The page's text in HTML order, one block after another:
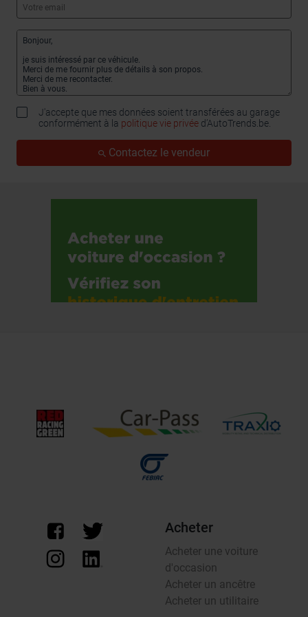
J'accepte que mes données soient transférées au garage
conformément à la politique vie privée d’AutoTrends.be.
Contactez le vendeur
Acheter
Acheter une voiture
d'occasion
Acheter un ancêtre
Acheter un utilitaire